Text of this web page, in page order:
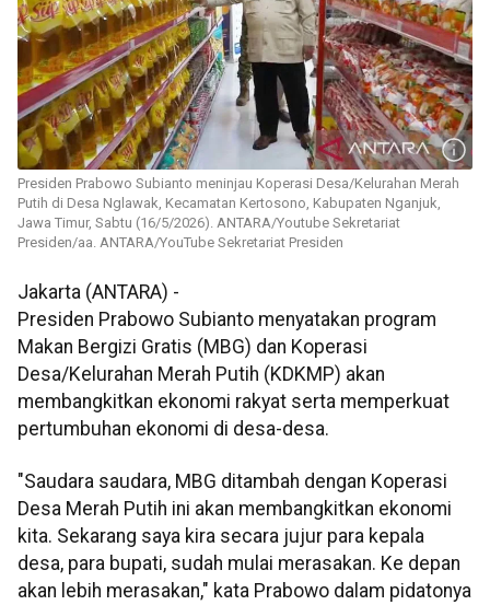
Presiden Prabowo Subianto meninjau Koperasi Desa/Kelurahan Merah
Putih di Desa Nglawak, Kecamatan Kertosono, Kabupaten Nganjuk,
Jawa Timur, Sabtu (16/5/2026). ANTARA/Youtube Sekretariat
Presiden/aa. ANTARA/YouTube Sekretariat Presiden
Jakarta (ANTARA) -
Presiden Prabowo Subianto menyatakan program
Makan Bergizi Gratis (MBG) dan Koperasi
Desa/Kelurahan Merah Putih (KDKMP) akan
membangkitkan ekonomi rakyat serta memperkuat
pertumbuhan ekonomi di desa-desa.
"Saudara saudara, MBG ditambah dengan Koperasi
Desa Merah Putih ini akan membangkitkan ekonomi
kita. Sekarang saya kira secara jujur para kepala
desa, para bupati, sudah mulai merasakan. Ke depan
akan lebih merasakan," kata Prabowo dalam pidatonya